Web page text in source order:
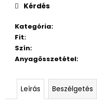
Kategória:
Fit:
Szín:
Anyagösszetétel:
Kérdés
Leírás Beszélgetés